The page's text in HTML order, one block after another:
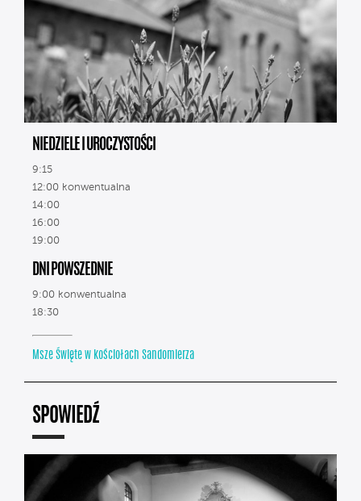
NIEDZIELE I UROCZYSTOŚCI
9:15
12:00 konwentualna
14:00
16:00
19:00
DNI POWSZEDNIE
9:00 konwentualna
18:30
Msze Święte w kościołach Sandomierza
SPOWIEDŹ